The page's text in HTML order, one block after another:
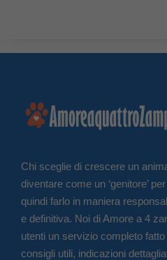
Chi sceglie di crescere un
diventare come un ‘genitore’
quindi farlo in maniera
e definitiva. Noi di Amore a 4
utenti un servizio completo
consigli utili, indicazioni